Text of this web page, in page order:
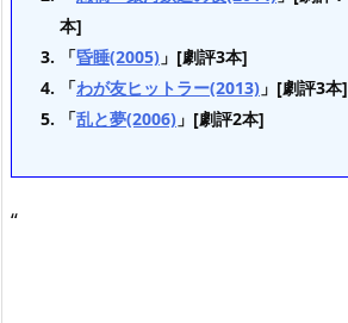
本]
「昏睡(2005) 」[劇評3本]
「わが友ヒットラー(2013) 」[劇評3本]
「乱と夢(2006) 」[劇評2本]
“